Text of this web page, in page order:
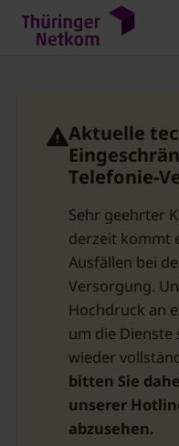
Aktuelle
Telefonie-
Sehr geehrter
derzeit kommt
Ausfällen bei
Versorgung.
Hochdruck an
um die Dienste
wieder
bitten Sie
unserer
abzusehen.